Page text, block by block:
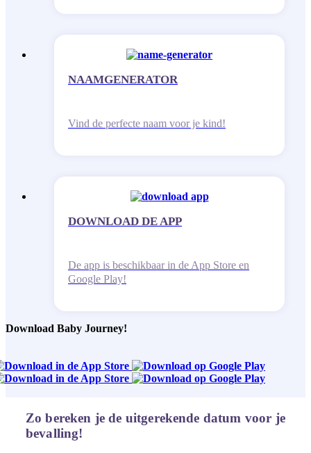
NAAMGENERATOR
Vind de perfecte naam voor je kind!
DOWNLOAD DE APP
De app is beschikbaar in de App Store en
Google Play!
Download Baby Journey!
Zo bereken je de uitgerekende datum voor je
bevalling!